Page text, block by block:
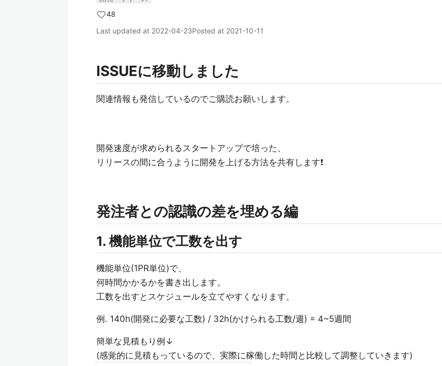
48
Last updated at 2022-04-23Posted at 2021-10-11
ISSUEに移動しました
関連情報も発信しているのでご購読お願いします。
開発速度が求められるスタートアップで培った、
リリースの間に合うように開発を上げる方法を共有します❗️
発注者との認識の差を埋める編
1. 機能単位で工数を出す
機能単位(1PR単位)で、
何時間かかるかを書き出します。
工数を出すとスケジュールを立てやすくなります。
例. 140h(開発に必要な工数) / 32h(かけられる工数/週) = 4~5週間
簡単な見積もり例↓
(感覚的に見積もっているので、実際に稼働した時間と比較して調整していきます)